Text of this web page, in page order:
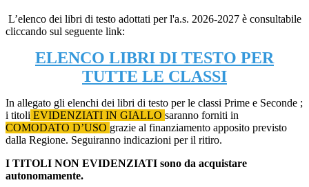
L’elenco dei libri di testo adottati per l'a.s. 2026-2027 è consultabile
cliccando sul seguente link:
ELENCO LIBRI DI TESTO PER
TUTTE LE CLASSI
In allegato gli elenchi dei libri di testo per le classi Prime e Seconde ;
i titoli EVIDENZIATI IN GIALLO saranno forniti in
COMODATO D’USO grazie al finanziamento apposito previsto
dalla Regione. Seguiranno indicazioni per il ritiro.
I TITOLI NON EVIDENZIATI sono da acquistare
autonomamente.